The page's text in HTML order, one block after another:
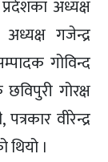
अध्यक्ष
अध्यक्ष गजेन्द्र
गोविन्द
गोरक्ष
वीरेन्द्र
।